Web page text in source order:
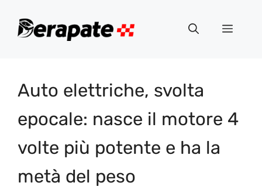
Menu
Auto elettriche, svolta
epocale: nasce il motore 4
volte più potente e ha la
metà del peso